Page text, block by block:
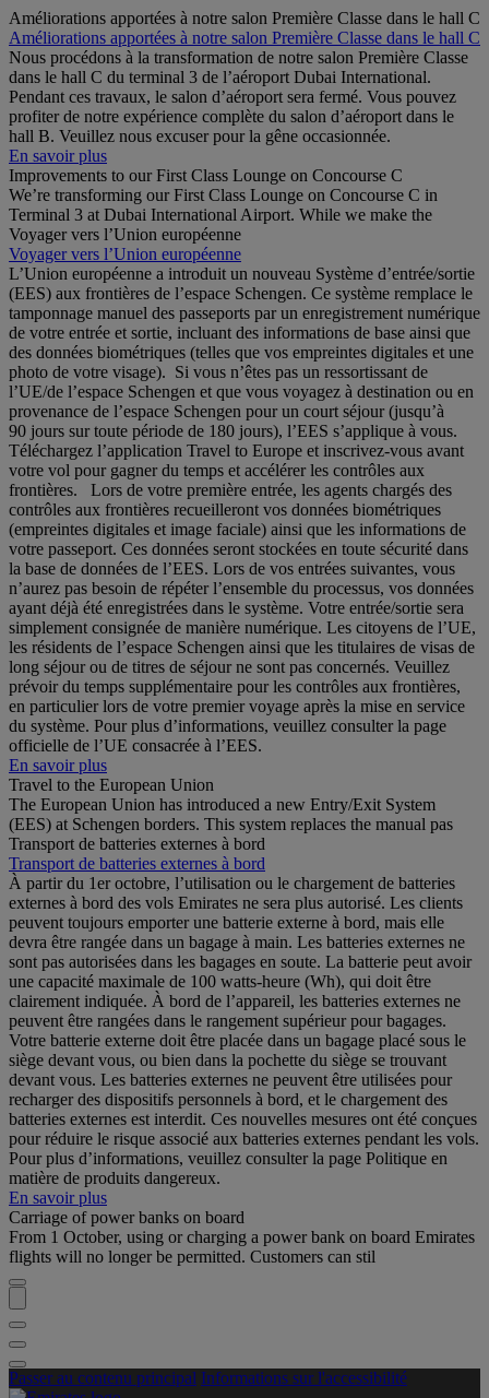
Améliorations apportées à notre salon Première Classe dans le hall C
Améliorations apportées à notre salon Première Classe dans le hall C
Nous procédons à la transformation de notre salon Première Classe
dans le hall C du terminal 3 de l’aéroport Dubai International.
Pendant ces travaux, le salon d’aéroport sera fermé. Vous pouvez
profiter de notre expérience complète du salon d’aéroport dans le
hall B. Veuillez nous excuser pour la gêne occasionnée.
En savoir plus
Improvements to our First Class Lounge on Concourse C
We’re transforming our First Class Lounge on Concourse C in
Terminal 3 at Dubai International Airport. While we make the
Voyager vers l’Union européenne
Voyager vers l’Union européenne
L’Union européenne a introduit un nouveau Système d’entrée/sortie
(EES) aux frontières de l’espace Schengen. Ce système remplace le
tamponnage manuel des passeports par un enregistrement numérique
de votre entrée et sortie, incluant des informations de base ainsi que
des données biométriques (telles que vos empreintes digitales et une
photo de votre visage). Si vous n’êtes pas un ressortissant de
l’UE/de l’espace Schengen et que vous voyagez à destination ou en
provenance de l’espace Schengen pour un court séjour (jusqu’à
90 jours sur toute période de 180 jours), l’EES s’applique à vous.
Téléchargez l’application Travel to Europe et inscrivez-vous avant
votre vol pour gagner du temps et accélérer les contrôles aux
frontières. Lors de votre première entrée, les agents chargés des
contrôles aux frontières recueilleront vos données biométriques
(empreintes digitales et image faciale) ainsi que les informations de
votre passeport. Ces données seront stockées en toute sécurité dans
la base de données de l’EES. Lors de vos entrées suivantes, vous
n’aurez pas besoin de répéter l’ensemble du processus, vos données
ayant déjà été enregistrées dans le système. Votre entrée/sortie sera
simplement consignée de manière numérique. Les citoyens de l’UE,
les résidents de l’espace Schengen ainsi que les titulaires de visas de
long séjour ou de titres de séjour ne sont pas concernés. Veuillez
prévoir du temps supplémentaire pour les contrôles aux frontières,
en particulier lors de votre premier voyage après la mise en service
du système. Pour plus d’informations, veuillez consulter la page
officielle de l’UE consacrée à l’EES.
En savoir plus
Travel to the European Union
The European Union has introduced a new Entry/Exit System
(EES) at Schengen borders. This system replaces the manual pas
Transport de batteries externes à bord
Transport de batteries externes à bord
À partir du 1er octobre, l’utilisation ou le chargement de batteries
externes à bord des vols Emirates ne sera plus autorisé. Les clients
peuvent toujours emporter une batterie externe à bord, mais elle
devra être rangée dans un bagage à main. Les batteries externes ne
sont pas autorisées dans les bagages en soute. La batterie peut avoir
une capacité maximale de 100 watts-heure (Wh), qui doit être
clairement indiquée. À bord de l’appareil, les batteries externes ne
peuvent être rangées dans le rangement supérieur pour bagages.
Votre batterie externe doit être placée dans un bagage placé sous le
siège devant vous, ou bien dans la pochette du siège se trouvant
devant vous. Les batteries externes ne peuvent être utilisées pour
recharger des dispositifs personnels à bord, et le chargement des
batteries externes est interdit. Ces nouvelles mesures ont été conçues
pour réduire le risque associé aux batteries externes pendant les vols.
Pour plus d’informations, veuillez consulter la page Politique en
matière de produits dangereux.
En savoir plus
Carriage of power banks on board
From 1 October, using or charging a power bank on board Emirates
flights will no longer be permitted. Customers can stil
Passer au contenu principal Informations sur l'accessibilité